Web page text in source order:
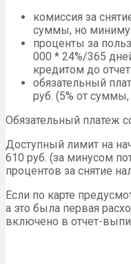
комиссия за
суммы, но
проценты за
000 * 24%/365
кредитом до
обязательный
руб. (5% от
Обязательный платеж
Доступный лимит на
610 руб. (за минусом
процентов за снятие
Если по карте
а это была первая
включено в отчет-